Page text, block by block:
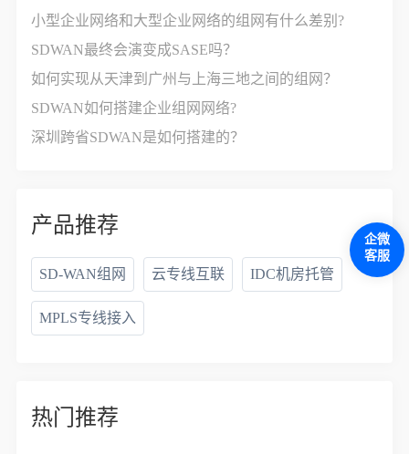
小型企业网络和大型企业网络的组网有什么差别?
SDWAN最终会演变成SASE吗？
如何实现从天津到广州与上海三地之间的组网？
SDWAN如何搭建企业组网网络?
深圳跨省SDWAN是如何搭建的？
产品推荐
SD-WAN组网 云专线互联 IDC机房托管
MPLS专线接入
热门推荐
企微
客服